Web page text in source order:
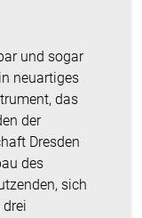
und sogar
neuartiges
das
der
Dresden
des
sich